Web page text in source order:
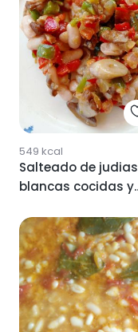
549 kcal
Salteado de judias
blancas cocidas y